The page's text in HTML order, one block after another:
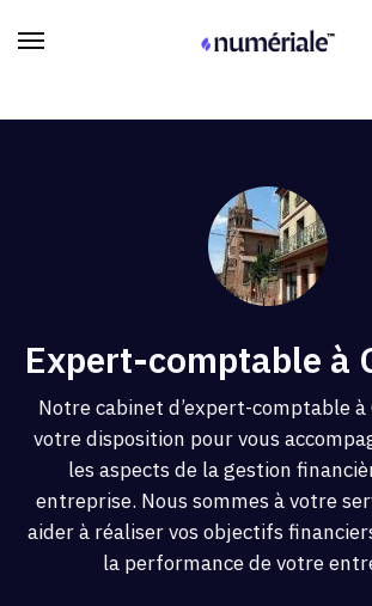
Expert-comptable à
Notre cabinet d’expert-comptable à
votre disposition pour vous
les aspects de la gestion
entreprise. Nous sommes à votre
aider à réaliser vos objectifs
la performance de votre